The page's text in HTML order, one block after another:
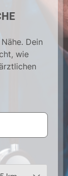
Dein
wie